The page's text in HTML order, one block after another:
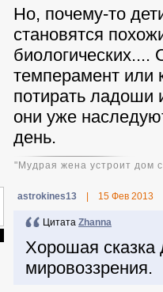
Но, почему-то
становятся
биологических....
темперамент или
потирать ладоши
они уже
день.
"Мудрая жена устроит дом
astrokines13 15 Фев 2013
Цитата Zhanna
Хорошая сказка
мировоззрения.